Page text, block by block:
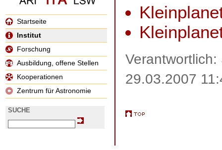
Startseite
Institut
Forschung
Ausbildung, offene Stellen
Kooperationen
Zentrum für Astronomie
SUCHE
29.03.2007